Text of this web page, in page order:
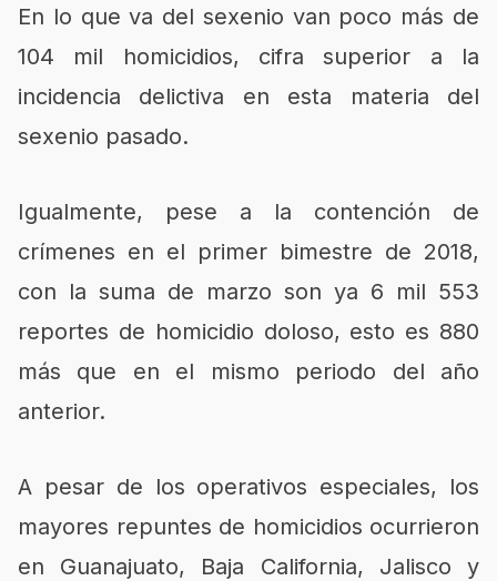
En lo que va del sexenio van poco más de
104 mil homicidios, cifra superior a la
incidencia delictiva en esta materia del
sexenio pasado.
Igualmente, pese a la contención de
crímenes en el primer bimestre de 2018,
con la suma de marzo son ya 6 mil 553
reportes de homicidio doloso, esto es 880
más que en el mismo periodo del año
anterior.
A pesar de los operativos especiales, los
mayores repuntes de homicidios ocurrieron
en Guanajuato, Baja California, Jalisco y